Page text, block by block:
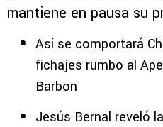
mantiene en pausa su
Así se comportará
fichajes rumbo al
Barbon
Jesús Bernal reveló